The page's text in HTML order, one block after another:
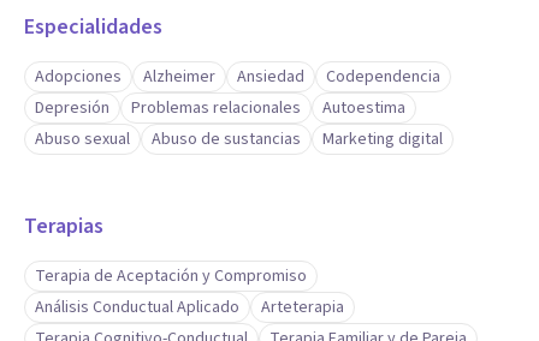
Especialidades
Adopciones Alzheimer Ansiedad
Codependencia
Depresión
Problemas relacionales
Autoestima
Abuso sexual
Abuso de sustancias Marketing digital
Terapias
Terapia de Aceptación y Compromiso
Análisis Conductual Aplicado
Arteterapia